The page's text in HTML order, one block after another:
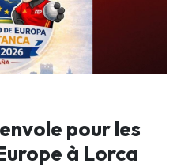
pour les
à Lorca